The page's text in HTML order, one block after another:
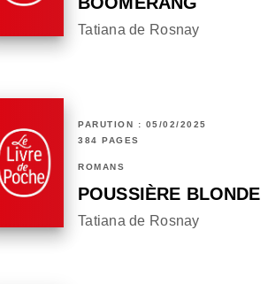
Tatiana de Rosnay
PARUTION : 05/02/2025
384 PAGES
ROMANS
POUSSIÈRE BLONDE
Tatiana de Rosnay